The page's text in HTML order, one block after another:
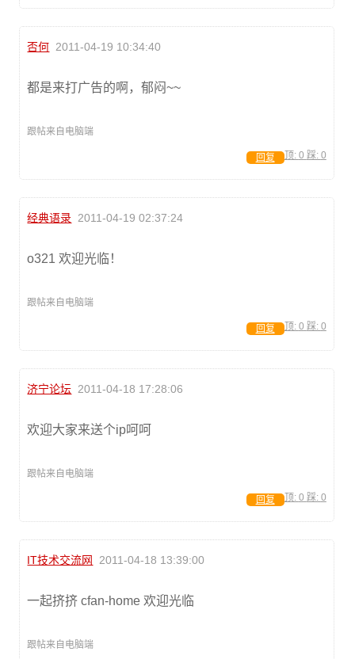
否何 2011-04-19 10:34:40
都是来打广告的啊，郁闷~~
跟帖来自电脑端
顶: 0 踩: 0
回复
经典语录 2011-04-19 02:37:24
o321 欢迎光临！
跟帖来自电脑端
顶: 0 踩: 0
回复
济宁论坛 2011-04-18 17:28:06
欢迎大家来送个ip呵呵
跟帖来自电脑端
顶: 0 踩: 0
回复
IT技术交流网 2011-04-18 13:39:00
一起挤挤 cfan-home 欢迎光临
跟帖来自电脑端